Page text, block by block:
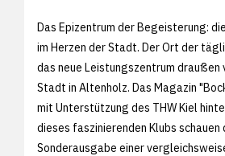
Das Epizentrum der Begeisterung:
im Herzen der Stadt. Der Ort der
das neue Leistungszentrum draußen
Stadt in Altenholz. Das Magazin
mit Unterstützung des THW Kiel
dieses faszinierenden Klubs schauen
Sonderausgabe einer